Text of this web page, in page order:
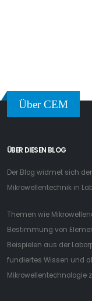
Über CEM
ÜBER DIESEN BLOG
Der Blog widmet sich
Mikrowellentechnik in
Themen wie
Bestimmung von
Beispielen aus der
fundiertes Wissen und
Mikrowellentechnologie